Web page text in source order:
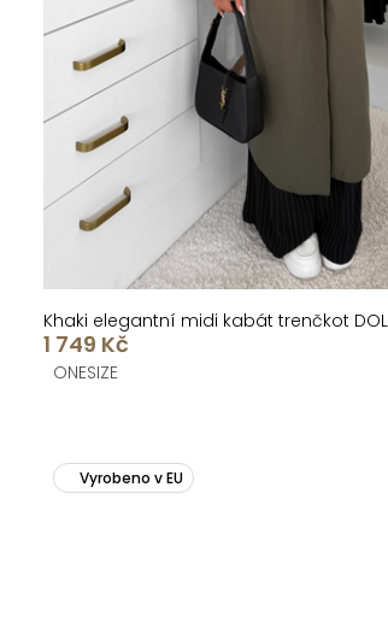
Khaki elegantní midi kabát trenčkot
1 749 Kč
ONESIZE
Vyrobeno v EU